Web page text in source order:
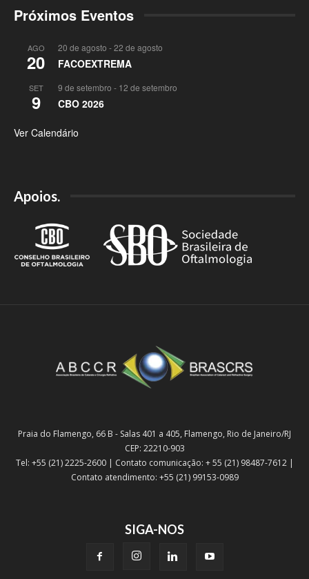
Próximos Eventos
AGO
20
20 de agosto -22 de agosto
FACOEXTREMA
SET
9
9 de setembro - 12 de setembro
CBO 2026
Ver Calendário
Apoios.
Praia do Flamengo, 66 B - Salas 401 a 405, Flamengo, Rio de Janeiro/RJ
CEP: 22210-903
Tel: +55 (21) 2225-2600 | Contato comunicação: + 55 (21) 98487-7612 |
Contato atendimento: +55 (21) 99153-0989
SIGA-NOS